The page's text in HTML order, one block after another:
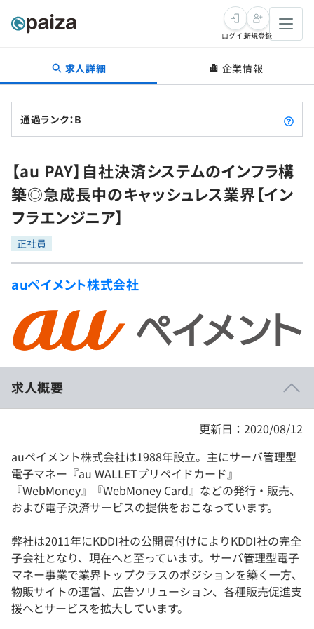
転職・キャリア
転職成功ガイド
転職エージェント
インタビュー
転職成功ガイド
新卒就活
求人検索
本選考
インターン
新卒エージェント
イベント・セミナー
就活成功ガイド
学習
問題集
4択課題
ナレッジ
リファレンス
プラン
法人向けプラン
学校向けプラン
プログラミング言語
評価結果一覧
再チャレンジ結果一覧
ゲーム・マンガ
paiza times
ログイン新規登録
求人詳細 企業情報
通過ランク：B
【au PAY】自社決済システムのインフラ構
築◎急成長中のキャッシュレス業界【イン
フラエンジニア】
正社員
auペイメント株式会社
求人概要
更新日：2020/08/12
auペイメント株式会社は1988年設立。主にサーバ管理型
電子マネー『au WALLETプリペイドカード』
『WebMoney』『WebMoney Card』などの発行・販売、
および電子決済サービスの提供をおこなっています。
弊社は2011年にKDDI社の公開買付けによりKDDI社の完全
子会社となり、現在へと至っています。サーバ管理型電子
マネー事業で業界トップクラスのポジションを築く一方、
物販サイトの運営、広告ソリューション、各種販売促進支
援へとサービスを拡大しています。